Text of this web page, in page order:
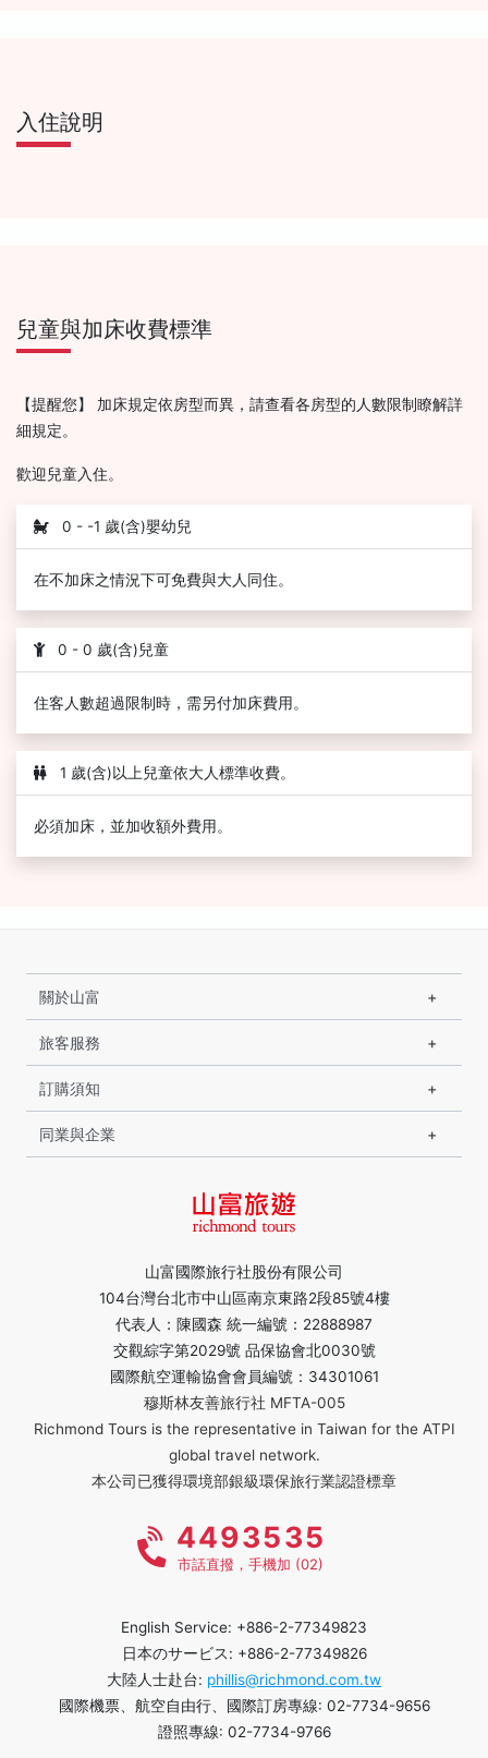
入住說明
兒童與加床收費標準
【提醒您】 加床規定依房型而異，請查看各房型的人數限制瞭解詳
細規定。
歡迎兒童入住。
0 - -1 歲(含)嬰幼兒
在不加床之情況下可免費與大人同住。
0 - 0 歲(含)兒童
住客人數超過限制時，需另付加床費用。
1 歲(含)以上兒童依大人標準收費。
必須加床，並加收額外費用。
山富國際旅行社股份有限公司
104台灣台北市中山區南京東路2段85號4樓
代表人：陳國森 統一編號：22888987
交觀綜字第2029號 品保協會北0030號
國際航空運輸協會會員編號：34301061
穆斯林友善旅行社 MFTA-005
Richmond Tours is the representative in Taiwan for the ATPI
global travel network.
本公司已獲得環境部銀級環保旅行業認證標章
關於山富
旅客服務
訂購須知
同業與企業
4493535
市話直撥，手機加 (02)
English Service: +886-2-77349823
日本のサービス: +886-2-77349826
大陸人士赴台: phillis@richmond.com.tw
國際機票、航空自由行、國際訂房專線: 02-7734-9656
證照專線: 02-7734-9766